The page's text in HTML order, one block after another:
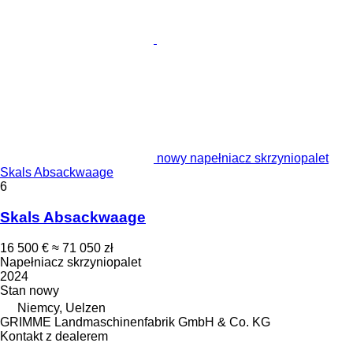
nowy napełniacz skrzyniopalet
Skals Absackwaage
6
Skals Absackwaage
16 500 € ≈ 71 050 zł
Napełniacz skrzyniopalet
2024
Stan nowy
Niemcy, Uelzen
GRIMME Landmaschinenfabrik GmbH & Co. KG
Kontakt z dealerem